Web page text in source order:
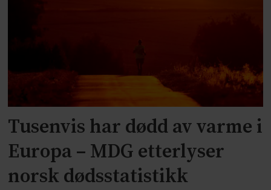
Tusenvis har dødd av varme i
Europa – MDG etterlyser
norsk dødsstatistikk